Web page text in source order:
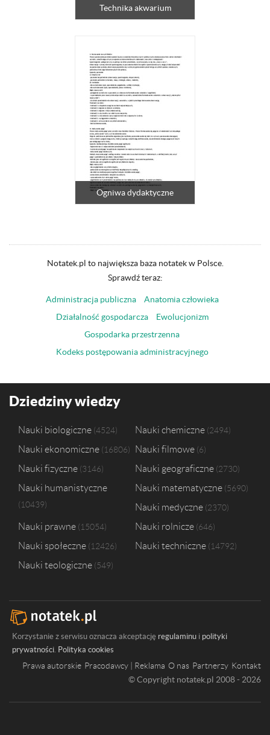
Technika akwarium
Ogniwa dydaktyczne
Notatek.pl to największa baza notatek w Polsce.
Sprawdź teraz:
Administracja publiczna
Anatomia człowieka
Działalność gospodarcza
Ewolucjonizm
Gospodarka przestrzenna
Kodeks postępowania administracyjnego
Dziedziny wiedzy
Nauki biologiczne 4524 Nauki chemiczne 2494
Nauki ekonomiczne 16806 Nauki filmowe 6
Nauki fizyczne 3146 Nauki geograficzne 2730
Nauki humanistyczne
10439
Nauki matematyczne 5690
Nauki medyczne 2370
Nauki prawne 15054 Nauki rolnicze 646
Nauki społeczne 12426 Nauki techniczne 14792
Nauki teologiczne 549
Korzystanie z serwisu oznacza akceptację regulaminu i polityki
prywatności. Polityka cookies
Prawa autorskie Pracodawcy | Reklama O nas Partnerzy Kontakt
© Copyright notatek.pl 2008 - 2026